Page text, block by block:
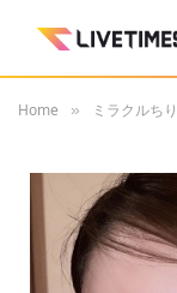
Home » ミラクルちり